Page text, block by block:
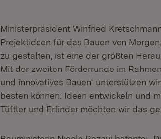
Ministerpräsident Winfried
Projektideen für das Bauen von
zu gestalten, ist eine der größten
Mit der zweiten Förderrunde im
und innovatives Bauen‘ unterstützen
besten können: Ideen entwickeln und
Tüftler und Erfinder möchten wir das